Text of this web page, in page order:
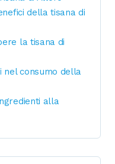
della tisana di
la tisana di
nel consumo della
alla